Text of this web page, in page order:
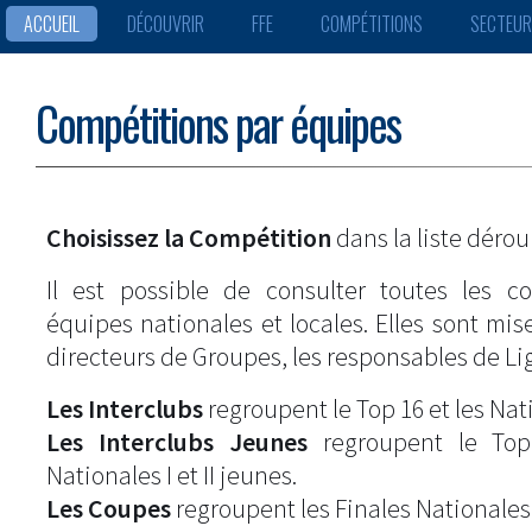
ACCUEIL DÉCOUVRIR FFE COMPÉTITIONS
Compétitions par équipes
Choisissez la Compétition dans la liste
Il est possible de consulter toutes les
équipes nationales et locales. Elles sont
directeurs de Groupes, les responsables de
Les Interclubs regroupent le Top 16 et les
Les Interclubs Jeunesregroupent le
Nationales I et II jeunes.
Les Coupes regroupent les Finales